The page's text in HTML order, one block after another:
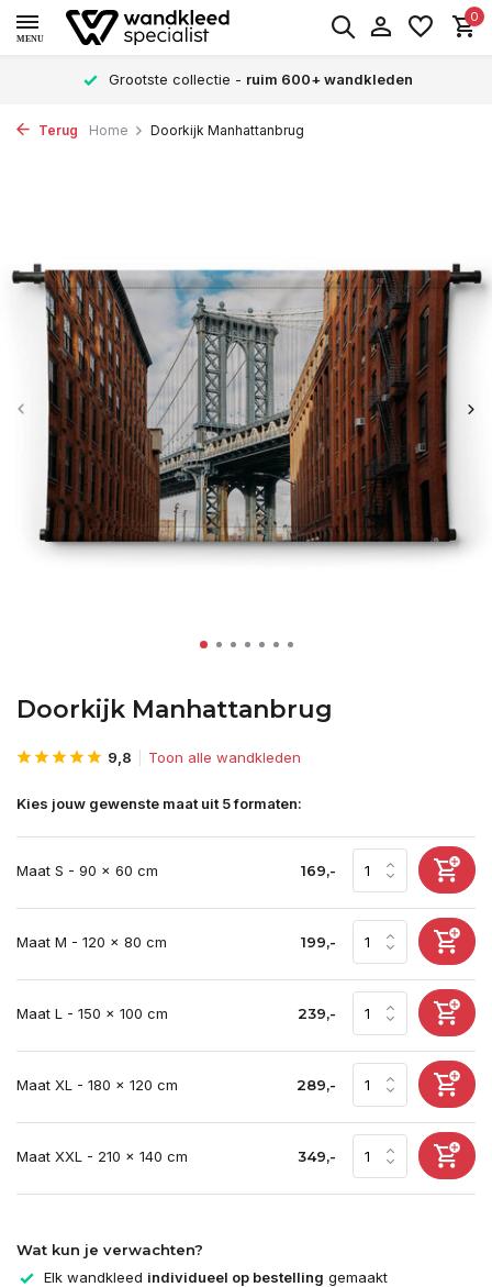
MENU
0
Grootste collectie - ruim 600+ wandkleden
Terug Home Doorkijk Manhattanbrug
Doorkijk Manhattanbrug
9,8 Toon alle wandkleden
Kies jouw gewenste maat uit 5 formaten:
Maat S - 90 x 60 cm 169,-
Maat M - 120 x 80 cm 199,-
Maat L - 150 x 100 cm 239,-
Maat XL - 180 x 120 cm 289,-
Maat XXL - 210 x 140 cm 349,-
Wat kun je verwachten?
Elk wandkleed individueel op bestelling gemaakt